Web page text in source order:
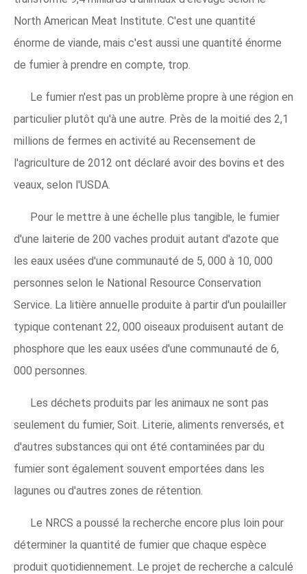
North American Meat Institute. C'est une quantité
énorme de viande, mais c'est aussi une quantité énorme
de fumier à prendre en compte, trop.
Le fumier n'est pas un problème propre à une région en
particulier plutôt qu'à une autre. Près de la moitié des 2,1
millions de fermes en activité au Recensement de
l'agriculture de 2012 ont déclaré avoir des bovins et des
veaux, selon l'USDA.
Pour le mettre à une échelle plus tangible, le fumier
d'une laiterie de 200 vaches produit autant d'azote que
les eaux usées d'une communauté de 5, 000 à 10, 000
personnes selon le National Resource Conservation
Service. La litière annuelle produite à partir d'un poulailler
typique contenant 22, 000 oiseaux produisent autant de
phosphore que les eaux usées d'une communauté de 6,
000 personnes.
Les déchets produits par les animaux ne sont pas
seulement du fumier, Soit. Literie, aliments renversés, et
d'autres substances qui ont été contaminées par du
fumier sont également souvent emportées dans les
lagunes ou d'autres zones de rétention.
Le NRCS a poussé la recherche encore plus loin pour
déterminer la quantité de fumier que chaque espèce
produit quotidiennement. Le projet de recherche a calculé